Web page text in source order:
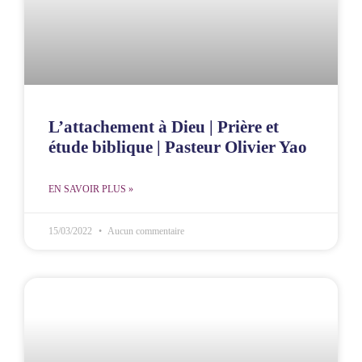
L’attachement à Dieu | Prière et
étude biblique | Pasteur Olivier Yao
EN SAVOIR PLUS »
15/03/2022 Aucun commentaire